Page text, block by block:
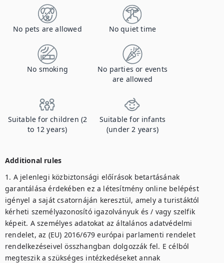
No pets are allowed No quiet time
No smoking
No parties or events
are allowed
Suitable for children (2
to 12 years)
Suitable for infants
(under 2 years)
Additional rules
1. A jelenlegi közbiztonsági előírások betartásának
garantálása érdekében ez a létesítmény online belépést
igényel a saját csatornáján keresztül, amely a turistáktól
kérheti személyazonosító igazolványuk és / vagy szelfik
képeit. A személyes adatokat az általános adatvédelmi
rendelet, az (EU) 2016/679 európai parlamenti rendelet
rendelkezéseivel összhangban dolgozzák fel. E célból
megteszik a szükséges intézkedéseket annak